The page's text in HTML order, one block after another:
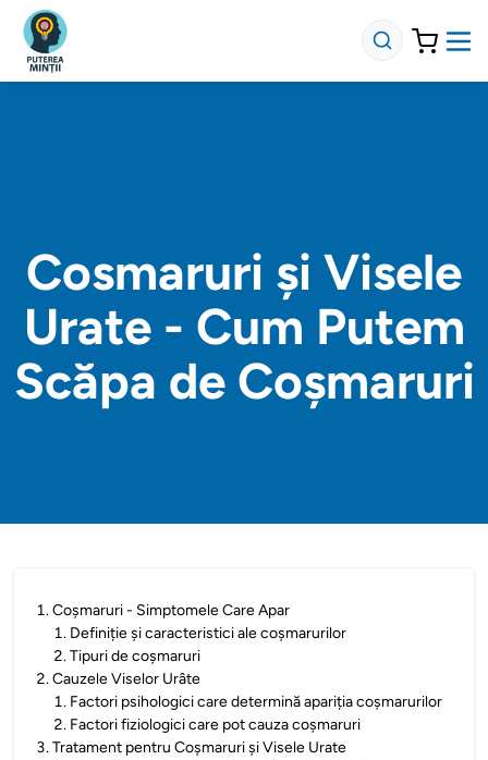
Cosmaruri și Visele
Urate - Cum Putem
Scăpa de Coșmaruri
1.Coșmaruri - Simptomele Care Apar
1. Definiție și caracteristici ale coșmarurilor
2.Tipuri de coșmaruri
2.Cauzele Viselor Urâte
1. Factori psihologici care determină apariția coșmarurilor
2. Factori fiziologici care pot cauza coșmaruri
3.Tratament pentru Coșmaruri și Visele Urate